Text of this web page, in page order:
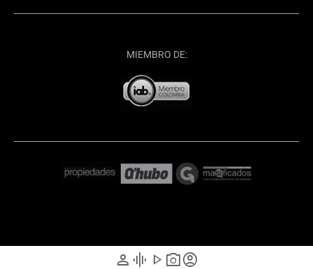
person graphic_eq play_arrow photo_cameraaccount_circle
MIEMBRO DE: